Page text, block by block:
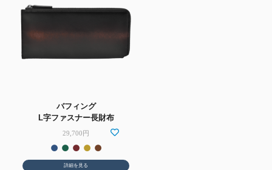
バフィング
L字ファスナー長財布
29,700円
詳細を見る